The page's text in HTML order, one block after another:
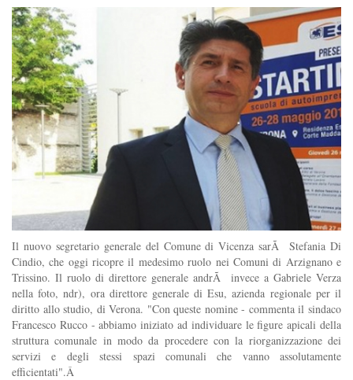
Il nuovo segretario generale del Comune di Vicenza sarÃ Stefania Di
Cindio, che oggi ricopre il medesimo ruolo nei Comuni di Arzignano e
Trissino. Il ruolo di direttore generale andrÃ invece a Gabriele Verza
nella foto, ndr), ora direttore generale di Esu, azienda regionale per il
diritto allo studio, di Verona. "Con queste nomine - commenta il sindaco
Francesco Rucco - abbiamo iniziato ad individuare le figure apicali della
struttura comunale in modo da procedere con la riorganizzazione dei
servizi e degli stessi spazi comunali che vanno assolutamente
efficientati".Â